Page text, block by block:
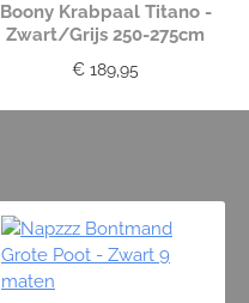
Boony Krabpaal Titano -
Zwart/Grijs 250-275cm
€ 189,95